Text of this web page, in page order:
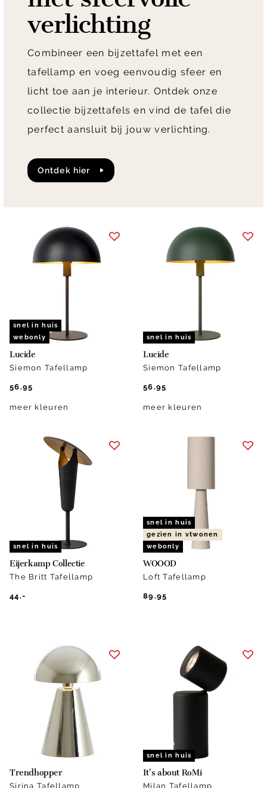
snel in huis
webonly
Lucide
Siemon Tafellamp
56.95
meer kleuren
snel in huis
Lucide
Siemon Tafellamp
56.95
meer kleuren
snel in huis
Eijerkamp Collectie
The Britt Tafellamp
44.-
snel in huis
gezien in vtwonen
webonly
WOOOD
Loft Tafellamp
89.95
Trendhopper
Sirina Tafellamp
snel in huis
It's about RoMi
Milan Tafellamp
verlichting
Combineer een bijzettafel met een
tafellamp en voeg eenvoudig sfeer en
licht toe aan je interieur. Ontdek onze
collectie bijzettafels en vind de tafel die
perfect aansluit bij jouw verlichting.
Ontdek hier